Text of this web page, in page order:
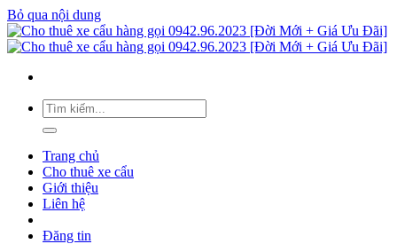
Bỏ qua nội dung
Trang chủ
Cho thuê xe cẩu
Giới thiệu
Liên hệ
Đăng tin